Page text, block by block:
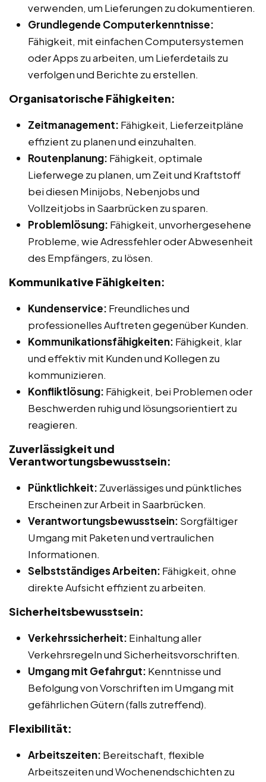
verwenden, um Lieferungen zu dokumentieren.
Grundlegende Computerkenntnisse:
Fähigkeit, mit einfachen Computersystemen
oder Apps zu arbeiten, um Lieferdetails zu
verfolgen und Berichte zu erstellen.
Organisatorische Fähigkeiten:
Zeitmanagement: Fähigkeit, Lieferzeitpläne
effizient zu planen und einzuhalten.
Routenplanung: Fähigkeit, optimale
Lieferwege zu planen, um Zeit und Kraftstoff
bei diesen Minijobs, Nebenjobs und
Vollzeitjobs in Saarbrücken zu sparen.
Problemlösung: Fähigkeit, unvorhergesehene
Probleme, wie Adressfehler oder Abwesenheit
des Empfängers, zu lösen.
Kommunikative Fähigkeiten:
Kundenservice: Freundliches und
professionelles Auftreten gegenüber Kunden.
Kommunikationsfähigkeiten: Fähigkeit, klar
und effektiv mit Kunden und Kollegen zu
kommunizieren.
Konfliktlösung: Fähigkeit, bei Problemen oder
Beschwerden ruhig und lösungsorientiert zu
reagieren.
Zuverlässigkeit und
Verantwortungsbewusstsein:
Pünktlichkeit: Zuverlässiges und pünktliches
Erscheinen zur Arbeit in Saarbrücken.
Verantwortungsbewusstsein: Sorgfältiger
Umgang mit Paketen und vertraulichen
Informationen.
Selbstständiges Arbeiten: Fähigkeit, ohne
direkte Aufsicht effizient zu arbeiten.
Sicherheitsbewusstsein:
Verkehrssicherheit: Einhaltung aller
Verkehrsregeln und Sicherheitsvorschriften.
Umgang mit Gefahrgut: Kenntnisse und
Befolgung von Vorschriften im Umgang mit
gefährlichen Gütern (falls zutreffend).
Flexibilität:
Arbeitszeiten: Bereitschaft, flexible
Arbeitszeiten und Wochenendschichten zu